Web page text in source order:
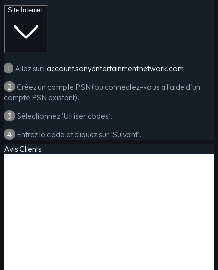
Site Internet
1 Allez sur: account.sonyentertainmentnetwork.com
2 Créez un compte PSN (ou connectez-vous à l'aide d'un
compte PSN existant).
3 Sélectionnez 'Utiliser codes'.
4 Entrez le code et cliquez sur 'Suivant'.
Avis Clients